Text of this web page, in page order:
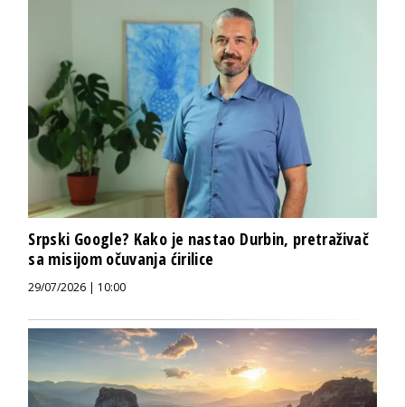
Srpski Google? Kako je nastao Durbin, pretraživač
sa misijom očuvanja ćirilice
29/07/2026 | 10:00